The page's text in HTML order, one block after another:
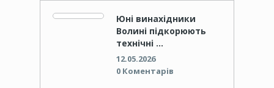
Юні винахідники
Волині підкорюють
технічні …
12.05.2026
0 Коментарів